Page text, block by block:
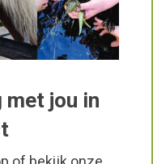
met jou in